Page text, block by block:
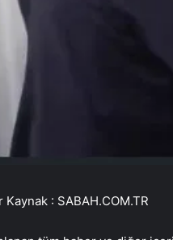
Kaynak : SABAH.COM.TR